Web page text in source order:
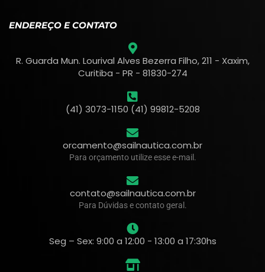
ENDEREÇO E CONTATO
R. Guarda Mun. Lourival Alves Bezerra Filho, 211 - Xaxim,
Curitiba - PR - 81830-274
(41) 3073-1150 (41) 99812-5208
orcamento@sailnautica.com.br
Para orçamento utilize esse e-mail.
contato@sailnautica.com.br
Para Dúvidas e contato geral.
Seg – Sex: 9:00 a 12:00 - 13:00 a 17:30hs